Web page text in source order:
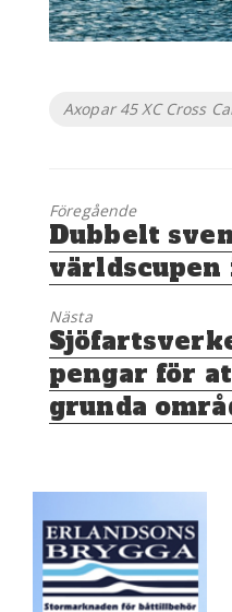
Etiketter
Axopar 45 XC Cross
Föregående
Föregående
inlägg:
Dubbelt
Nästa
Nästa
inlägg:
pengar för
grunda